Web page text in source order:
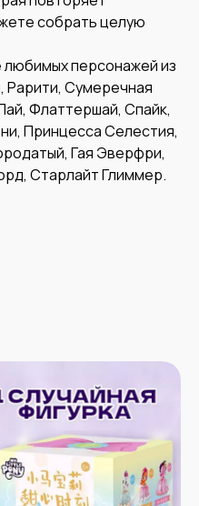
собрать целую
любимых персонажей из
Рарити, Сумеречная
Флаттершай, Спайк,
Принцесса Селестия,
Гая Эверфри,
Старлайт Глиммер.